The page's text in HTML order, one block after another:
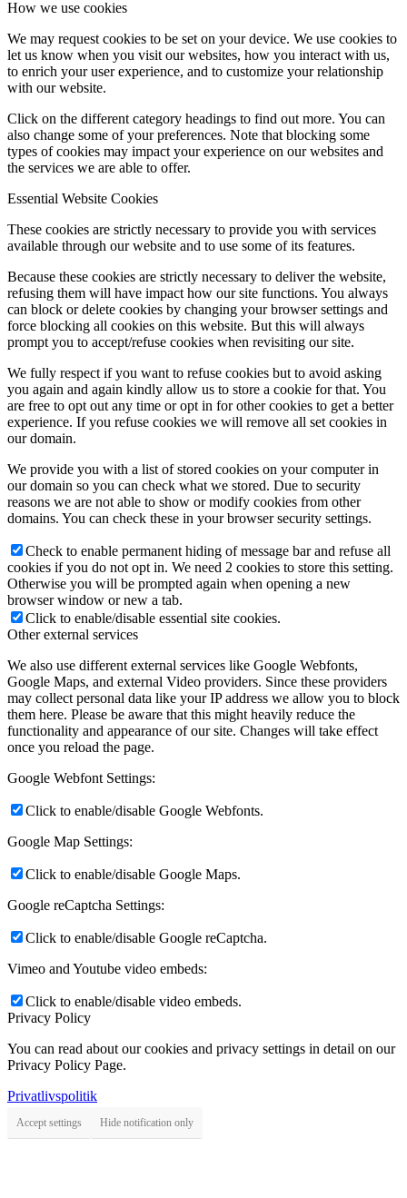
How we use cookies
We may request cookies to be set on your device. We use cookies to
let us know when you visit our websites, how you interact with us,
to enrich your user experience, and to customize your relationship
with our website.
Click on the different category headings to find out more. You can
also change some of your preferences. Note that blocking some
types of cookies may impact your experience on our websites and
the services we are able to offer.
Essential Website Cookies
These cookies are strictly necessary to provide you with services
available through our website and to use some of its features.
Because these cookies are strictly necessary to deliver the website,
refusing them will have impact how our site functions. You always
can block or delete cookies by changing your browser settings and
force blocking all cookies on this website. But this will always
prompt you to accept/refuse cookies when revisiting our site.
We fully respect if you want to refuse cookies but to avoid asking
you again and again kindly allow us to store a cookie for that. You
are free to opt out any time or opt in for other cookies to get a better
experience. If you refuse cookies we will remove all set cookies in
our domain.
We provide you with a list of stored cookies on your computer in
our domain so you can check what we stored. Due to security
reasons we are not able to show or modify cookies from other
domains. You can check these in your browser security settings.
Check to enable permanent hiding of message bar and refuse all
cookies if you do not opt in. We need 2 cookies to store this setting.
Otherwise you will be prompted again when opening a new
browser window or new a tab.
Click to enable/disable essential site cookies.
Other external services
We also use different external services like Google Webfonts,
Google Maps, and external Video providers. Since these providers
may collect personal data like your IP address we allow you to block
them here. Please be aware that this might heavily reduce the
functionality and appearance of our site. Changes will take effect
once you reload the page.
Google Webfont Settings:
Click to enable/disable Google Webfonts.
Google Map Settings:
Click to enable/disable Google Maps.
Google reCaptcha Settings:
Click to enable/disable Google reCaptcha.
Vimeo and Youtube video embeds:
Click to enable/disable video embeds.
Privacy Policy
You can read about our cookies and privacy settings in detail on our
Privacy Policy Page.
Privatlivspolitik
Accept settings Hide notification only